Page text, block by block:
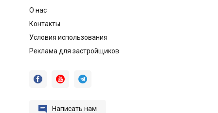
О нас
Контакты
Условия использования
Реклама для застройщиков
  
 Написать нам